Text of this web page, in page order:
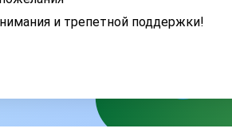
и трепетной поддержки!